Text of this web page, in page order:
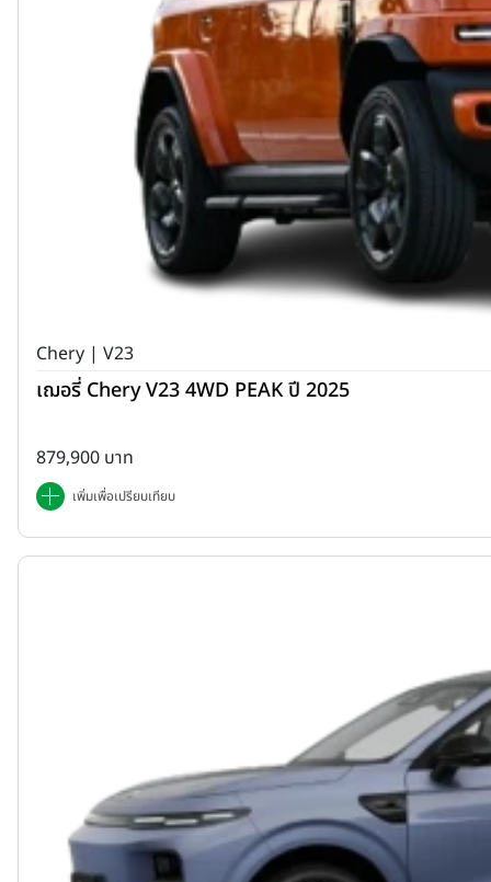
Chery | V23
เฌอรี่ Chery V23 4WD PEAK ปี 2025
879,900 บาท
เพิ่มเพื่อเปรียบเทียบ